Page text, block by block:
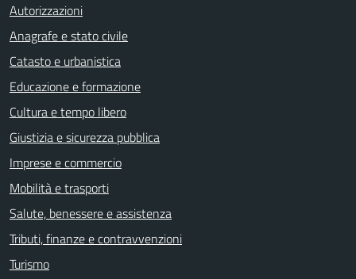
Autorizzazioni
Anagrafe e stato civile
Catasto e urbanistica
Educazione e formazione
Cultura e tempo libero
Giustizia e sicurezza pubblica
Imprese e commercio
Mobilità e trasporti
Salute, benessere e assistenza
Tributi, finanze e contravvenzioni
Turismo